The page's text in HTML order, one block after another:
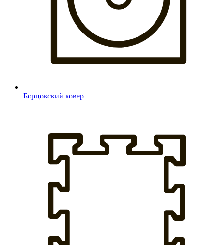
Борцовский ковер